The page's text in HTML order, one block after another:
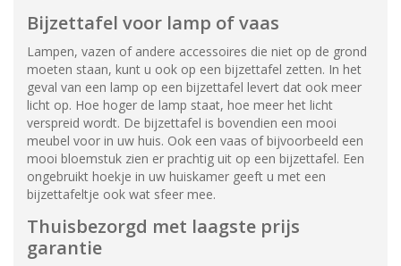
Bijzettafel voor lamp of vaas
Lampen, vazen of andere accessoires die niet op de grond
moeten staan, kunt u ook op een bijzettafel zetten. In het
geval van een lamp op een bijzettafel levert dat ook meer
licht op. Hoe hoger de lamp staat, hoe meer het licht
verspreid wordt. De bijzettafel is bovendien een mooi
meubel voor in uw huis. Ook een vaas of bijvoorbeeld een
mooi bloemstuk zien er prachtig uit op een bijzettafel. Een
ongebruikt hoekje in uw huiskamer geeft u met een
bijzettafeltje ook wat sfeer mee.
Thuisbezorgd met laagste prijs
garantie